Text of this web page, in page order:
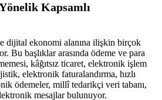
Kapsamlı
dijital ekonomi alanına ilişkin birçok
Bu başlıklar arasında ödeme ve para
kâğıtsız ticaret, elektronik işlem
elektronik faturalandırma, hızlı
ödemeler, millî tedarikçi veri tabanı,
mesajlar bulunuyor.